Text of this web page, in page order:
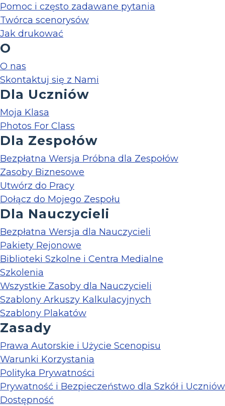
Pomoc i często zadawane pytania
Twórca scenorysów
Jak drukować
O
O nas
Skontaktuj się z Nami
Dla Uczniów
Moja Klasa
Photos For Class
Dla Zespołów
Bezpłatna Wersja Próbna dla Zespołów
Zasoby Biznesowe
Utwórz do Pracy
Dołącz do Mojego Zespołu
Dla Nauczycieli
Bezpłatna Wersja dla Nauczycieli
Pakiety Rejonowe
Biblioteki Szkolne i Centra Medialne
Szkolenia
Wszystkie Zasoby dla Nauczycieli
Szablony Arkuszy Kalkulacyjnych
Szablony Plakatów
Zasady
Prawa Autorskie i Użycie Scenopisu
Warunki Korzystania
Polityka Prywatności
Prywatność i Bezpieczeństwo dla Szkół i Uczniów
Dostępność